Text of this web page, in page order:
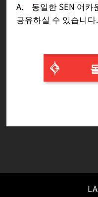
A. 동일한 SEN 어카
공유하실 수 있습니다.